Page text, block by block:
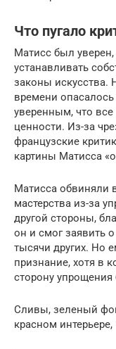
Что пугало
Матисс был
устанавливать
законы искусства.
времени опасалось
уверенным, что
ценности. Из-за
французские
картины Матисса
Матисса обвиняли
мастерства из-за
другой стороны,
он и смог заявить
тысячи других. Но
признание, хотя в
сторону
Сливы, зеленый
красном интерьере,